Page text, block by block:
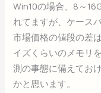
Win10の場合、8～
れてますが、ケース
市場価格の値段の差
イズくらいのメモリ
測の事態に備えておけ
かと思います。